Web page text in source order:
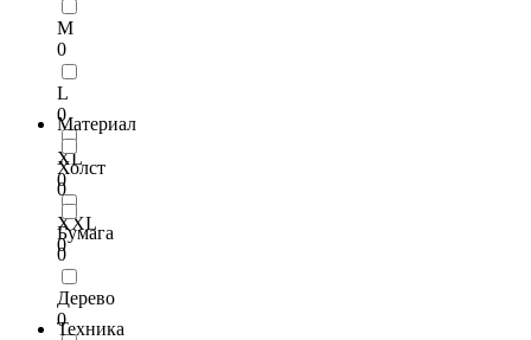
M
0
L
0
XL
0
XXL
0
Материал
Холст
0
Бумага
0
Дерево
0
Техника